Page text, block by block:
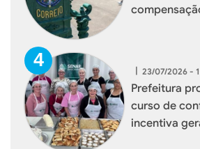
| 23/07/2026 -
Prefeitura
curso de
incentiva